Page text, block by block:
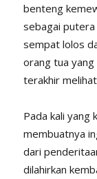
benteng
sebagai putera
sempat lolos
orang tua
terakhir
Pada kali yang
membuatnya
dari
dilahirkan